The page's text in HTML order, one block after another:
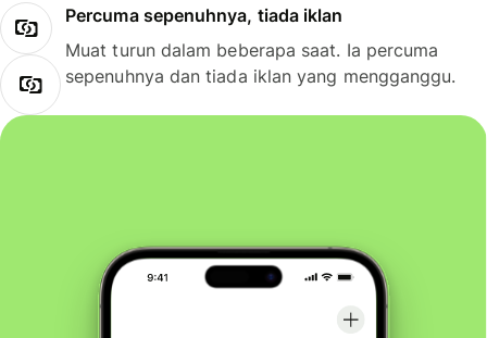
Percuma sepenuhnya, tiada iklan
Muat turun dalam beberapa saat. Ia percuma
sepenuhnya dan tiada iklan yang mengganggu.